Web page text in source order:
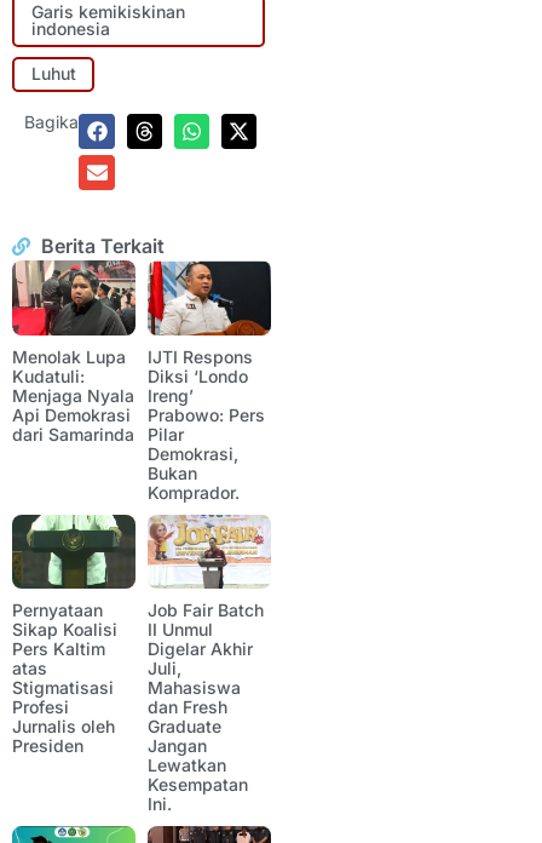
Garis kemikiskinan
indonesia
Luhut
Bagikan:
Berita Terkait
Menolak Lupa
Kudatuli:
Menjaga Nyala
Api Demokrasi
dari Samarinda
IJTI Respons
Diksi ‘Londo
Ireng’
Prabowo: Pers
Pilar
Demokrasi,
Bukan
Komprador.
Pernyataan
Sikap Koalisi
Pers Kaltim
atas
Stigmatisasi
Profesi
Jurnalis oleh
Presiden
Job Fair Batch
II Unmul
Digelar Akhir
Juli,
Mahasiswa
dan Fresh
Graduate
Jangan
Lewatkan
Kesempatan
Ini.